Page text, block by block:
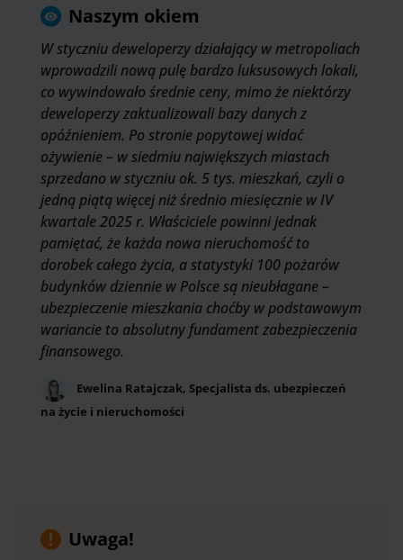
Naszym okiem
W styczniu deweloperzy działający w metropoliach
wprowadzili nową pulę bardzo luksusowych lokali,
co wywindowało średnie ceny, mimo że niektórzy
deweloperzy zaktualizowali bazy danych z
opóźnieniem. Po stronie popytowej widać
ożywienie – w siedmiu największych miastach
sprzedano w styczniu ok. 5 tys. mieszkań, czyli o
jedną piątą więcej niż średnio miesięcznie w IV
kwartale 2025 r. Właściciele powinni jednak
pamiętać, że każda nowa nieruchomość to
dorobek całego życia, a statystyki 100 pożarów
budynków dziennie w Polsce są nieubłagane –
ubezpieczenie mieszkania choćby w podstawowym
wariancie to absolutny fundament zabezpieczenia
finansowego.
Ewelina Ratajczak, Specjalista ds. ubezpieczeń
na życie i nieruchomości
Uwaga!